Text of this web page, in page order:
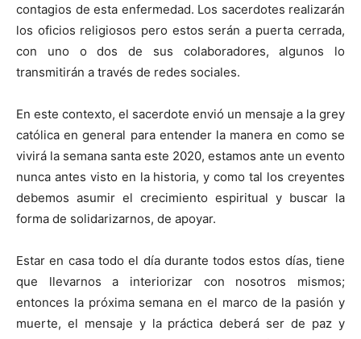
contagios de esta enfermedad. Los sacerdotes realizarán
los oficios religiosos pero estos serán a puerta cerrada,
con uno o dos de sus colaboradores, algunos lo
transmitirán a través de redes sociales.
En este contexto, el sacerdote envió un mensaje a la grey
católica en general para entender la manera en como se
vivirá la semana santa este 2020, estamos ante un evento
nunca antes visto en la historia, y como tal los creyentes
debemos asumir el crecimiento espiritual y buscar la
forma de solidarizarnos, de apoyar.
Estar en casa todo el día durante todos estos días, tiene
que llevarnos a interiorizar con nosotros mismos;
entonces la próxima semana en el marco de la pasión y
muerte, el mensaje y la práctica deberá ser de paz y